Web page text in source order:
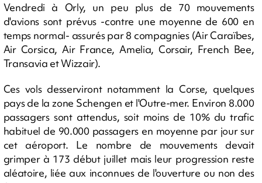
Vendredi à Orly, un peu plus de 70 mouvements
d'avions sont prévus -contre une moyenne de 600 en
temps normal- assurés par 8 compagnies (Air Caraïbes,
Air Corsica, Air France, Amelia, Corsair, French Bee,
Transavia et Wizzair).
Ces vols desserviront notamment la Corse, quelques
pays de la zone Schengen et l'Outre-mer. Environ 8.000
passagers sont attendus, soit moins de 10% du trafic
habituel de 90.000 passagers en moyenne par jour sur
cet aéroport. Le nombre de mouvements devait
grimper à 173 début juillet mais leur progression reste
aléatoire, liée aux inconnues de l'ouverture ou non des